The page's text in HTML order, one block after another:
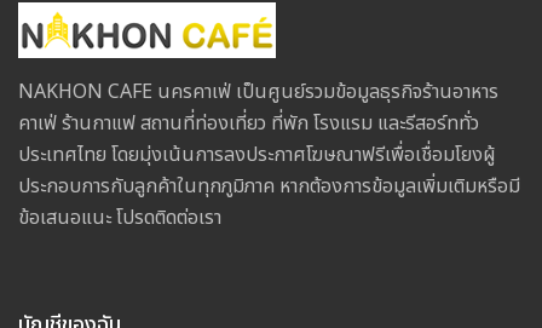
NAKHON CAFE นครคาเฟ่ เป็นศูนย์รวมข้อมูลธุรกิจร้านอาหาร
คาเฟ่ ร้านกาแฟ สถานที่ท่องเที่ยว ที่พัก โรงแรม และรีสอร์ททั่ว
ประเทศไทย โดยมุ่งเน้นการลงประกาศโฆษณาฟรีเพื่อเชื่อมโยงผู้
ประกอบการกับลูกค้าในทุกภูมิภาค หากต้องการข้อมูลเพิ่มเติมหรือมี
ข้อเสนอแนะ โปรดติดต่อเรา